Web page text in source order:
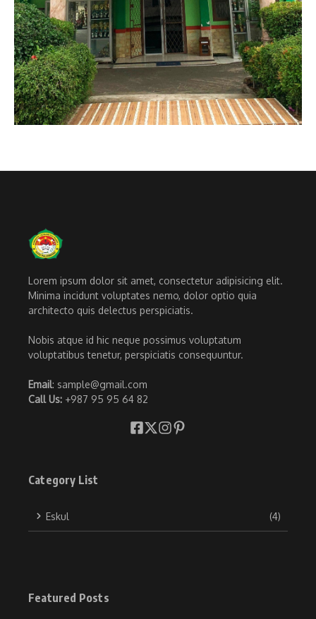
Lorem ipsum dolor sit amet, consectetur adipisicing elit.
Minima incidunt voluptates nemo, dolor optio quia
architecto quis delectus perspiciatis.
Nobis atque id hic neque possimus voluptatum
voluptatibus tenetur, perspiciatis consequuntur.
Email: sample@gmail.com
Call Us: +987 95 95 64 82
Category List
Eskul (4)
Featured Posts